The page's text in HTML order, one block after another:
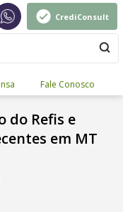
CrediConsult
Fale Conosco
do Refis e
em MT